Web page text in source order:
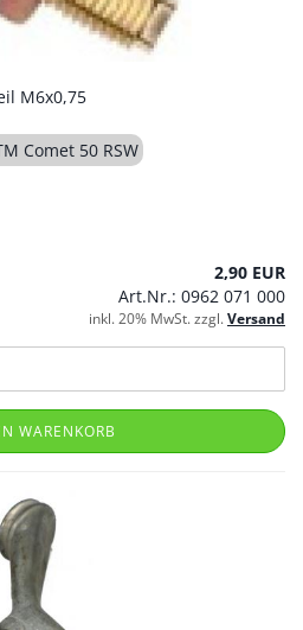
M6x0,75
Comet 50 RSW
2,90 EUR
Art.Nr.: 0962 071 000
inkl. 20% MwSt. zzgl.Versand
WARENKORB